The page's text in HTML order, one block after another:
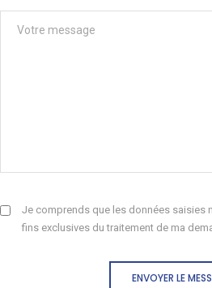
Je comprends que les données saisies
fins exclusives du traitement de ma
ENVOYER LE